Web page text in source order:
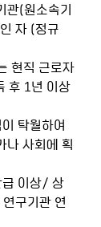
자 (정규
하고 있는 현직 근로자
후 1년 이상
탁월하여
나 사회에 획
급 이상/ 상
구기관 연